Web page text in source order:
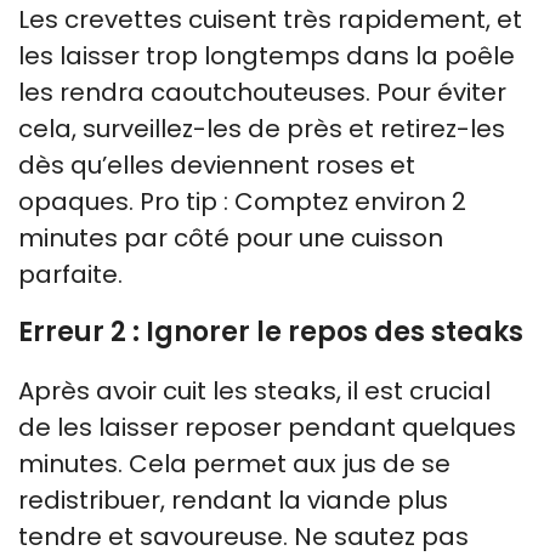
Les crevettes cuisent très rapidement, et
les laisser trop longtemps dans la poêle
les rendra caoutchouteuses. Pour éviter
cela, surveillez-les de près et retirez-les
dès qu’elles deviennent roses et
opaques. Pro tip : Comptez environ 2
minutes par côté pour une cuisson
parfaite.
Erreur 2 : Ignorer le repos des steaks
Après avoir cuit les steaks, il est crucial
de les laisser reposer pendant quelques
minutes. Cela permet aux jus de se
redistribuer, rendant la viande plus
tendre et savoureuse. Ne sautez pas